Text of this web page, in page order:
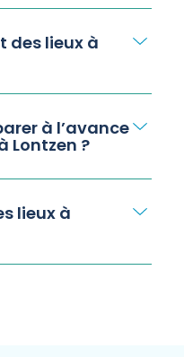
des lieux à
à l’avance
Lontzen ?
lieux à